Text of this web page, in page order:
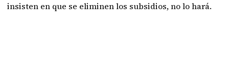
insisten en que se eliminen los subsidios, no lo hará.